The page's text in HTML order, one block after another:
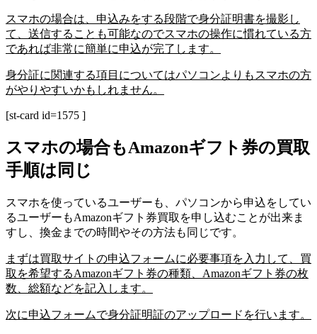
スマホの場合は、申込みをする段階で身分証明書を撮影し
て、送信することも可能なのでスマホの操作に慣れている方
であれば非常に簡単に申込が完了します。
身分証に関連する項目についてはパソコンよりもスマホの方
がやりやすいかもしれません。
[st-card id=1575 ]
スマホの場合もAmazonギフト券の買取
手順は同じ
スマホを使っているユーザーも、パソコンから申込をしてい
るユーザーもAmazonギフト券買取を申し込むことが出来ま
すし、換金までの時間やその方法も同じです。
まずは買取サイトの申込フォームに必要事項を入力して、買
取を希望するAmazonギフト券の種類、Amazonギフト券の枚
数、総額などを記入します。
次に申込フォームで身分証明証のアップロードを行います。